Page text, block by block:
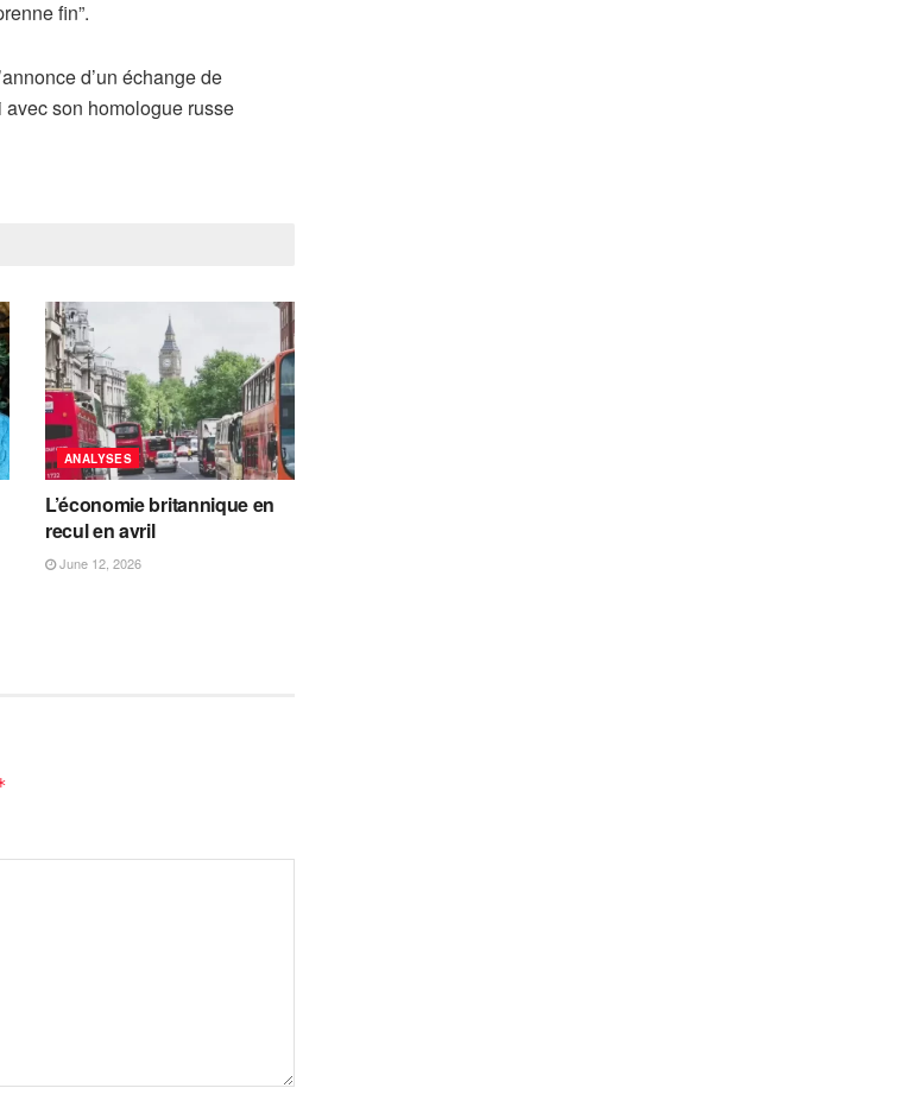
fin”.
d’un échange de
avec son homologue russe
ANALYSES
L’économie britannique en
recul en avril
June 12, 2026